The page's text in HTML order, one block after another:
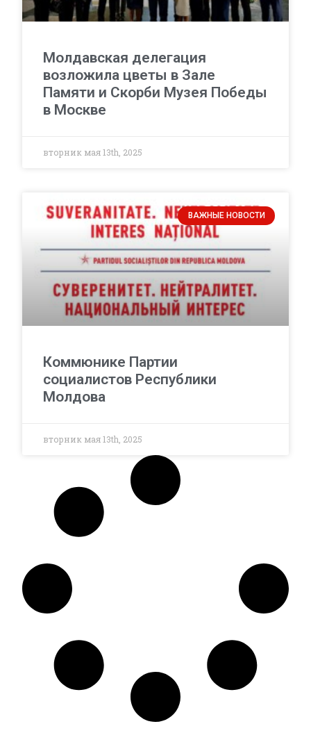
Молдавская делегация
возложила цветы в Зале
Памяти и Скорби Музея Победы
в Москве
вторник мая 13th, 2025
ВАЖНЫЕ НОВОСТИ
Коммюнике Партии
социалистов Республики
Молдова
вторник мая 13th, 2025